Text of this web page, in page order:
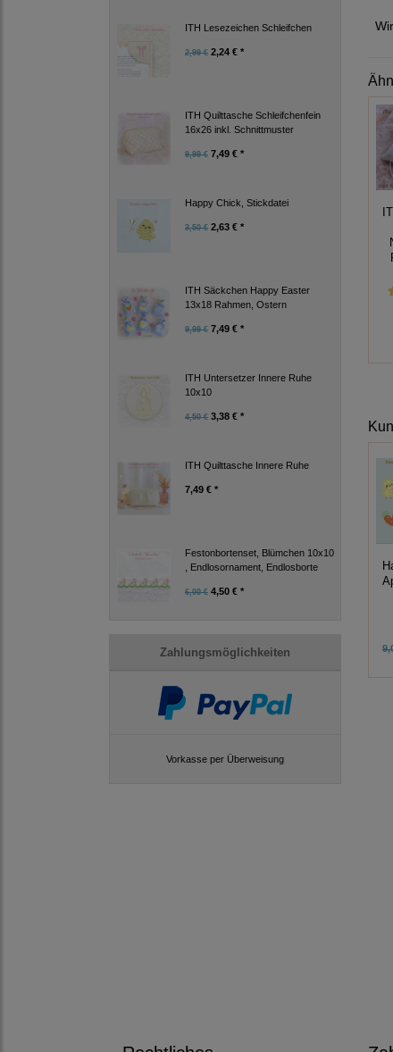
ITH Lesezeichen Schleifchen
2,99 € 2,24 € *
ITH Quilttasche Schleifchenfein
16x26 inkl. Schnittmuster
9,99 € 7,49 € *
Happy Chick, Stickdatei
3,50 € 2,63 € *
ITH Säckchen Happy Easter
13x18 Rahmen, Ostern
9,99 € 7,49 € *
ITH Untersetzer Innere Ruhe
10x10
4,50 € 3,38 € *
ITH Quilttasche Innere Ruhe
7,49 € *
Festonbortenset, Blümchen 10x10
, Endlosornament, Endlosborte
6,00 € 4,50 € *
Zahlungsmöglichkeiten
Vorkasse per Überweisung